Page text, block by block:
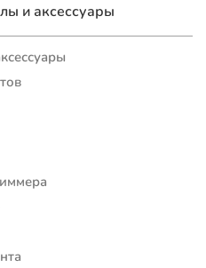
и аксессуары